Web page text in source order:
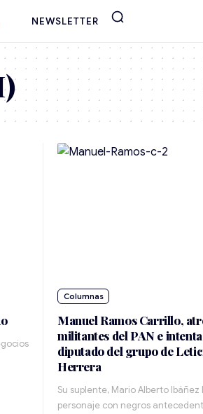
NEWSLETTER
Columnas‏
Manuel Ramos Carrillo,
militantes del PAN e
diputado del grupo de
Herrera
Su suplente, Mario Alberto Ibáñez
personaje con negros